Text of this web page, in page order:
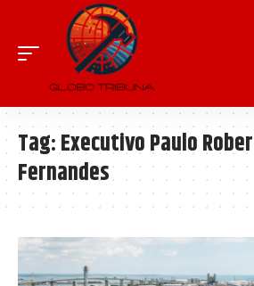
Tag:Executivo Paulo
Fernandes